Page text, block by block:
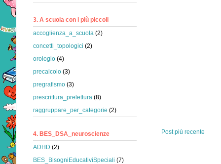
Post più recente
3. A scuola con i più piccoli
accoglienza_a_scuola (2)
concetti_topologici (2)
orologio (4)
precalcolo (3)
pregrafismo (3)
prescrittura_prelettura (8)
raggruppare_per_categorie (2)
4. BES_DSA_neuroscienze
ADHD (2)
BES_BisogniEducativiSpeciali (7)